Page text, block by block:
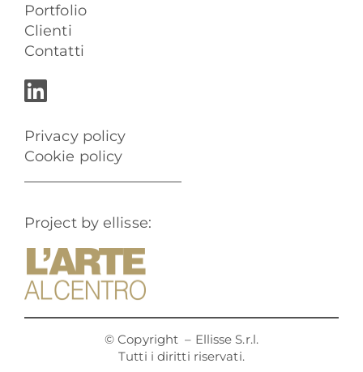
Portfolio
Clienti
Contatti
Privacy policy
Cookie policy
Project by ellisse:
© Copyright– Ellisse S.r.l.
Tutti i diritti riservati.